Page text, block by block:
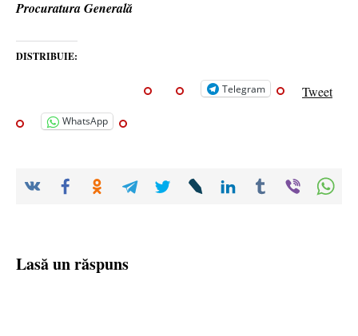
Procuratura Generală
DISTRIBUIE:
Telegram Tweet
WhatsApp
Lasă un răspuns